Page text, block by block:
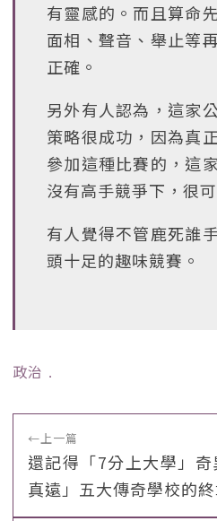
有靈感的。而且算命
面相、聲音、舉止等
正確。
另外有人認為，這家
策略很成功，因為真
參加這種比賽的，這
沒有高手競爭下，很
有人覺得不管鹿死誰
頭十足的趣味競賽。
政治 ﹒
←上一篇
還記得「7分上大學」
真遠」五大傳奇學校的